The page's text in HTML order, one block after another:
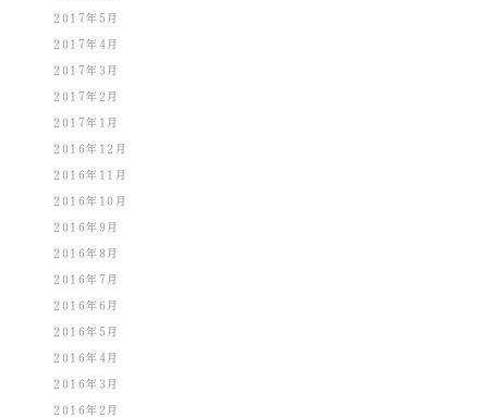
2017年5月
2017年4月
2017年3月
2017年2月
2017年1月
2016年12月
2016年11月
2016年10月
2016年9月
2016年8月
2016年7月
2016年6月
2016年5月
2016年4月
2016年3月
2016年2月